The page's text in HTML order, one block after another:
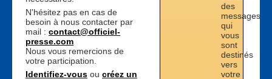
N'hésitez pas en cas de
besoin à nous contacter par
mail : contact@officiel-
presse.com
Nous vous remercions de
votre participation.
Identifiez-vous ou créez un
des
messages
qui
vous
sont
destinés
vers
votre